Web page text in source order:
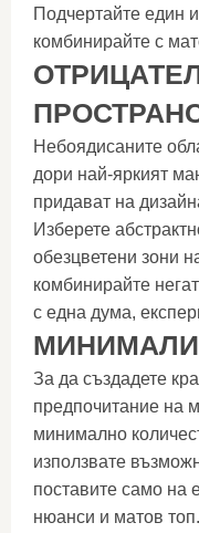
Подчертайте един
комбинирайте с
Небоядисаните
дори най-яркият
придават на
Изберете
обезцветени зони
комбинирайте
с една дума,
За да създадете
предпочитание на
минимално
използвате
поставите само на
нюанси и матов топ.